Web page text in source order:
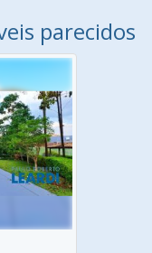
parecidos